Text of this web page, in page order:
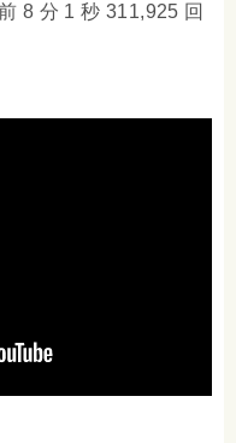
8 分 1 秒 311,925 回